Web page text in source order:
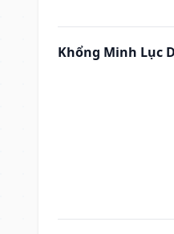
Khổng Minh Lục